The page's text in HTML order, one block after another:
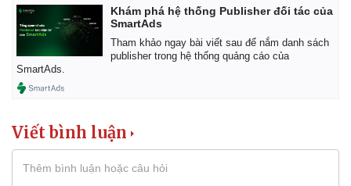
Khám phá hệ thống Publisher đối tác của
SmartAds
Tham khảo ngay bài viết sau để nắm danh sách
publisher trong hệ thống quảng cáo của
SmartAds.
Viết bình luận